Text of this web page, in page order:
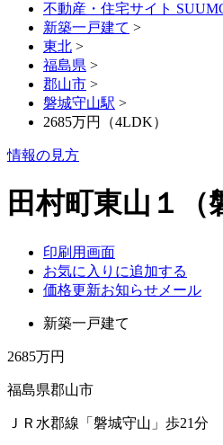
不動産・住宅サイト
新築一戸建て >
東北 >
福島県 >
郡山市 >
磐城守山駅 >
2685万円（4LDK）
情報の見方
田村町東山１（
印刷用画面
お気に入りに追加する
価格更新お知らせメール
新築一戸建て
2685万円
福島県郡山市
ＪＲ水郡線「磐城守山」歩21分